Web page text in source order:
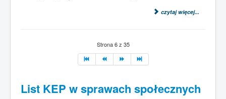
czytaj więcej...
Strona 6 z 35
List KEP w sprawach społecznych